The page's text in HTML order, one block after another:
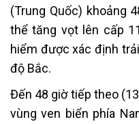
(Trung Quốc) khoảng
thể tăng vọt lên cấp
hiểm được xác định
độ Bắc.
Đến 48 giờ tiếp theo
vùng ven biển phía